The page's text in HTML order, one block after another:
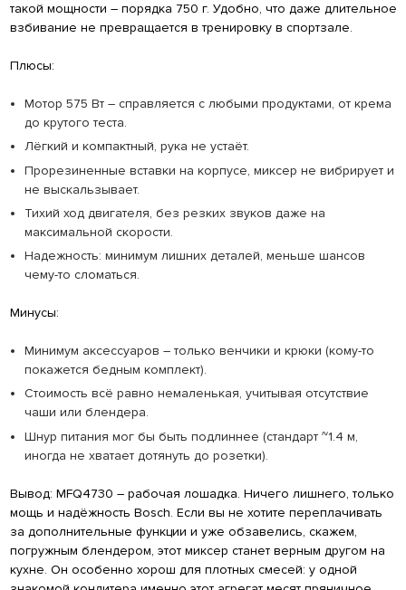
такой мощности – порядка 750 г. Удобно, что даже длительное
взбивание не превращается в тренировку в спортзале.
Плюсы:
Мотор 575 Вт – справляется с любыми продуктами, от крема
до крутого теста.
Лёгкий и компактный, рука не устаёт.
Прорезиненные вставки на корпусе, миксер не вибрирует и
не выскальзывает.
Тихий ход двигателя, без резких звуков даже на
максимальной скорости.
Надежность: минимум лишних деталей, меньше шансов
чему-то сломаться.
Минусы:
Минимум аксессуаров – только венчики и крюки (кому-то
покажется бедным комплект).
Стоимость всё равно немаленькая, учитывая отсутствие
чаши или блендера.
Шнур питания мог бы быть подлиннее (стандарт ~1.4 м,
иногда не хватает дотянуть до розетки).
Вывод: MFQ4730 – рабочая лошадка. Ничего лишнего, только
мощь и надёжность Bosch. Если вы не хотите переплачивать
за дополнительные функции и уже обзавелись, скажем,
погружным блендером, этот миксер станет верным другом на
кухне. Он особенно хорош для плотных смесей: у одной